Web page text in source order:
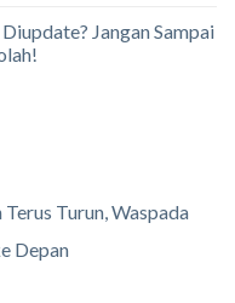
Jangan Sampai
Terus Turun, Waspada
Depan